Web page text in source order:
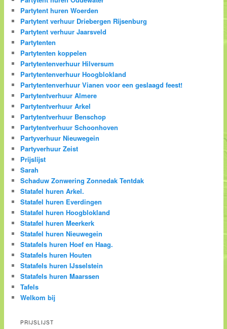
Partytent huren Woerden
Partytent verhuur Driebergen Rijsenburg
Partytent verhuur Jaarsveld
Partytenten
Partytenten koppelen
Partytentenverhuur Hilversum
Partytentenverhuur Hoogblokland
Partytentenverhuur Vianen voor een geslaagd feest!
Partytentverhuur Almere
Partytentverhuur Arkel
Partytentverhuur Benschop
Partytentverhuur Schoonhoven
Partyverhuur Nieuwegein
Partyverhuur Zeist
Prijslijst
Sarah
Schaduw Zonwering Zonnedak Tentdak
Statafel huren Arkel.
Statafel huren Everdingen
Statafel huren Hoogblokland
Statafel huren Meerkerk
Statafel huren Nieuwegein
Statafels huren Hoef en Haag.
Statafels huren Houten
Statafels huren IJsselstein
Statafels huren Maarssen
Tafels
Welkom bij
PRIJSLIJST